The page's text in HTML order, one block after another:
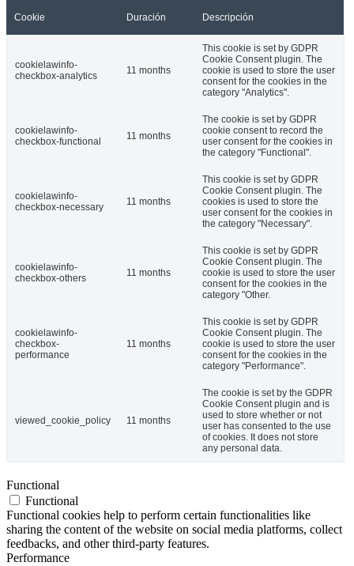
Cookie Duración Descripción
cookielawinfo-
checkbox-analytics
11 months
This cookie is set by GDPR
Cookie Consent plugin. The
cookie is used to store the user
consent for the cookies in the
category "Analytics".
cookielawinfo-
checkbox-functional
11 months
The cookie is set by GDPR
cookie consent to record the
user consent for the cookies in
the category "Functional".
cookielawinfo-
checkbox-necessary
11 months
This cookie is set by GDPR
Cookie Consent plugin. The
cookies is used to store the
user consent for the cookies in
the category "Necessary".
cookielawinfo-
checkbox-others
11 months
This cookie is set by GDPR
Cookie Consent plugin. The
cookie is used to store the user
consent for the cookies in the
category "Other.
cookielawinfo-
checkbox-
performance
11 months
This cookie is set by GDPR
Cookie Consent plugin. The
cookie is used to store the user
consent for the cookies in the
category "Performance".
viewed_cookie_policy 11 months
The cookie is set by the GDPR
Cookie Consent plugin and is
used to store whether or not
user has consented to the use
of cookies. It does not store
any personal data.
Functional
Functional
Functional cookies help to perform certain functionalities like
sharing the content of the website on social media platforms, collect
feedbacks, and other third-party features.
Performance